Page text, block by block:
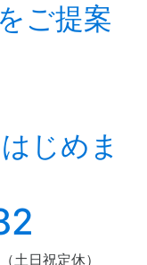
ご提案
じめま
土日祝定休）